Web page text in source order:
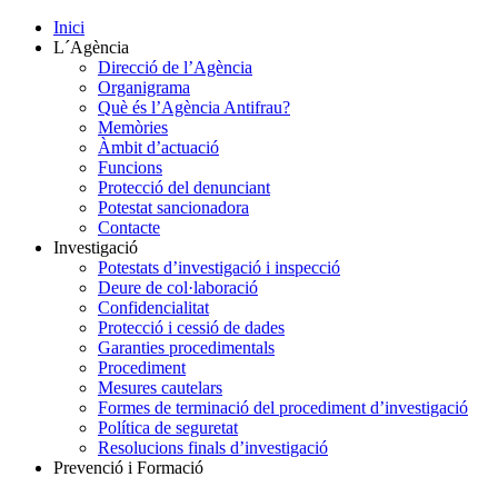
Inici
L´Agència
Direcció de l’Agència
Organigrama
Què és l’Agència Antifrau?
Memòries
Àmbit d’actuació
Funcions
Protecció del denunciant
Potestat sancionadora
Contacte
Investigació
Potestats d’investigació i inspecció
Deure de col·laboració
Confidencialitat
Protecció i cessió de dades
Garanties procedimentals
Procediment
Mesures cautelars
Formes de terminació del procediment d’investigació
Política de seguretat
Resolucions finals d’investigació
Prevenció i Formació